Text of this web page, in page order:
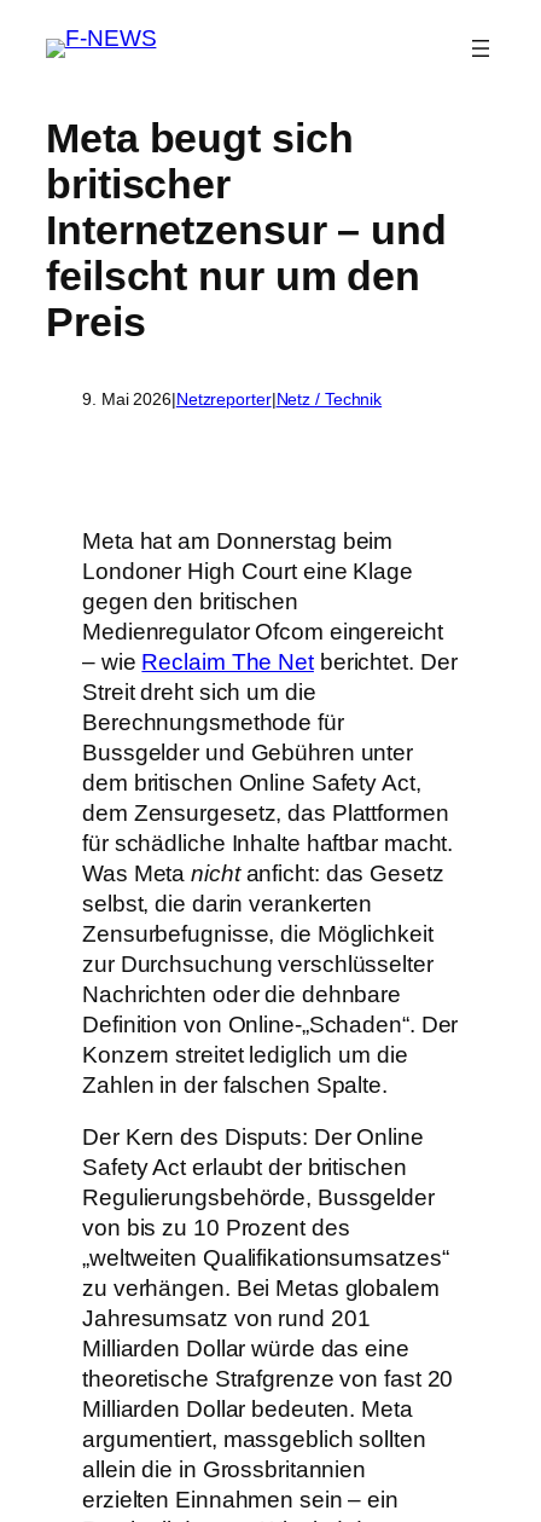
Meta beugt sich
britischer
Internetzensur – und
feilscht nur um den
Preis
9. Mai 2026|Netzreporter|Netz / Technik
Meta hat am Donnerstag beim
Londoner High Court eine Klage
gegen den britischen
Medienregulator Ofcom eingereicht
– wie Reclaim The Netberichtet. Der
Streit dreht sich um die
Berechnungsmethode für
Bussgelder und Gebühren unter
dem britischen Online Safety Act,
dem Zensurgesetz, das Plattformen
für schädliche Inhalte haftbar macht.
Was Metanichtanficht: das Gesetz
selbst, die darin verankerten
Zensurbefugnisse, die Möglichkeit
zur Durchsuchung verschlüsselter
Nachrichten oder die dehnbare
Definition von Online-„Schaden“. Der
Konzern streitet lediglich um die
Zahlen in der falschen Spalte.
Der Kern des Disputs: Der Online
Safety Act erlaubt der britischen
Regulierungsbehörde, Bussgelder
von bis zu 10 Prozent des
„weltweiten Qualifikationsumsatzes“
zu verhängen. Bei Metas globalem
Jahresumsatz von rund 201
Milliarden Dollar würde das eine
theoretische Strafgrenze von fast 20
Milliarden Dollar bedeuten. Meta
argumentiert, massgeblich sollten
allein die in Grossbritannien
erzielten Einnahmen sein – ein